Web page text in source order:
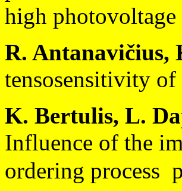
high
R. Antanavičius,
tensosensitivity of
K. Bertulis, L.
Influence of the
ordering process